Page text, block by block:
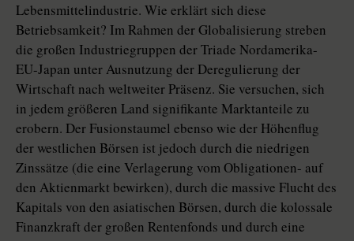
Lebensmittelindustrie. Wie erklärt sich diese
Betriebsamkeit? Im Rahmen der Globalisierung streben
die großen Industriegruppen der Triade Nordamerika-
EU-Japan unter Ausnutzung der Deregulierung der
Wirtschaft nach weltweiter Präsenz. Sie versuchen, sich
in jedem größeren Land signifikante Marktanteile zu
erobern. Der Fusionstaumel ebenso wie der Höhenflug
der westlichen Börsen ist jedoch durch die niedrigen
Zinssätze (die eine Verlagerung vom Obligationen- auf
den Aktienmarkt bewirken), durch die massive Flucht des
Kapitals von den asiatischen Börsen, durch die kolossale
Finanzkraft der großen Rentenfonds und durch eine